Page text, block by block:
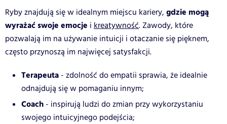
Ryby znajdują się w idealnym miejscu kariery, gdzie mogą
wyrażać swoje emocje i kreatywność. Zawody, które
pozwalają im na używanie intuicji i otaczanie się pięknem,
często przynoszą im najwięcej satysfakcji.
Terapeuta - zdolność do empatii sprawia, że idealnie
odnajdują się w pomaganiu innym;
Coach - inspirują ludzi do zmian przy wykorzystaniu
swojego intuicyjnego podejścia;